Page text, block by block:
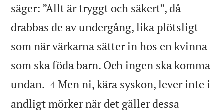
säger: ”Allt är tryggt och säkert”, då
drabbas de av undergång, lika plötsligt
som när värkarna sätter in hos en kvinna
som ska föda barn. Och ingen ska komma
undan. 

4 Men ni, kära syskon, lever inte i
andligt mörker när det gäller dessa